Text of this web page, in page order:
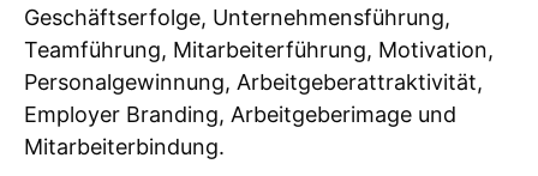
Geschäftserfolge, Unternehmensführung,
Teamführung, Mitarbeiterführung, Motivation,
Personalgewinnung, Arbeitgeberattraktivität,
Employer Branding, Arbeitgeberimage und
Mitarbeiterbindung.